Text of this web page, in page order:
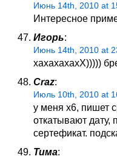
Июнь 14th, 2010 at
Интересное
Игорь:
Июнь 14th, 2010 at
хахахахахХ)))))
Craz:
Июль 10th, 2010 at
у меня х6, пишет
откатывают дату,
сертефикат.
Тима: